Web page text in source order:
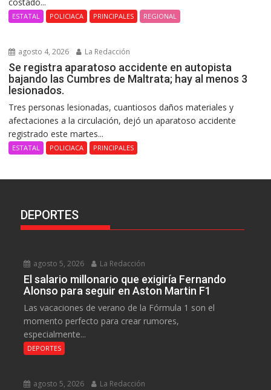
costado...
ESTATAL POLICIACA PRINCIPALES REGIONAL
agosto 4, 2026 La Redacción
Se registra aparatoso accidente en autopista
bajando las Cumbres de Maltrata; hay al menos 3
lesionados.
Tres personas lesionadas, cuantiosos daños materiales y
afectaciones a la circulación, dejó un aparatoso accidente
registrado este martes...
ESTATAL POLICIACA PRINCIPALES
DEPORTES
agosto 5, 2026 La Redacción
El salario millonario que exigiría Fernando
Alonso para seguir en Aston Martin F1
Las vacaciones de verano de la Fórmula 1 son el
momento perfecto para crear rumores,
especialmente...
DEPORTES
agosto 5, 2026 La Redacción